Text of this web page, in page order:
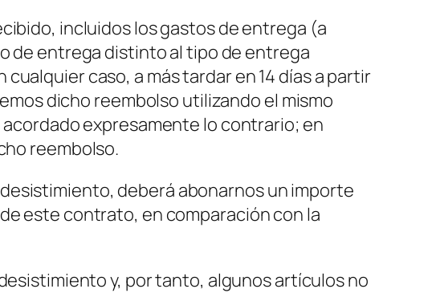
incluidos los gastos de entrega (a
de entrega distinto al tipo de entrega
caso, a más tardar en 14 días a partir
dicho reembolso utilizando el mismo
expresamente lo contrario; en
reembolso.
deberá abonarnos un importe
este contrato, en comparación con la
y, por tanto, algunos artículos no